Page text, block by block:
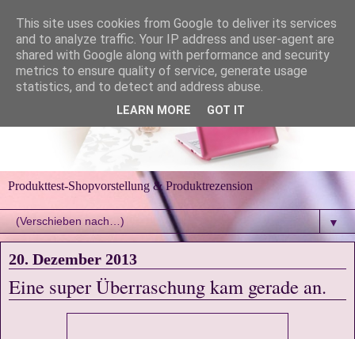
Produkttest-Shopvorstellung & Produktrezension
▼
20. Dezember 2013
Eine super Überraschung kam gerade an.
This site uses cookies from Google to deliver its services
and to analyze traffic. Your IP address and user-agent are
shared with Google along with performance and security
metrics to ensure quality of service, generate usage
statistics, and to detect and address abuse.
LEARN MORE GOT IT